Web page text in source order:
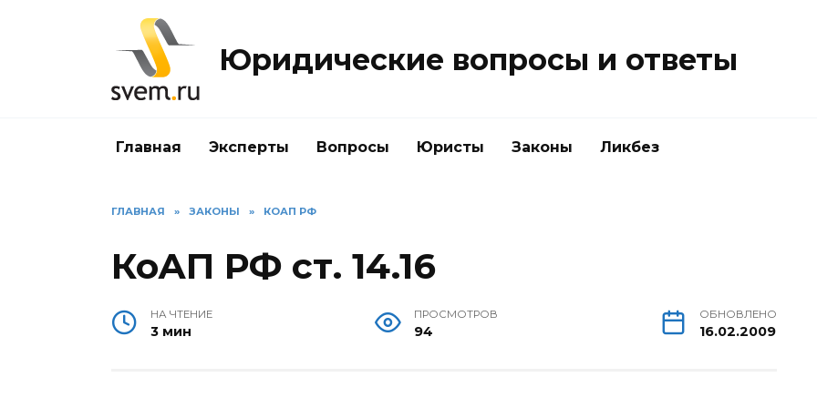
Юридические вопросы и ответы
Главная Эксперты Вопросы Юристы Законы Ликбез
ГЛАВНАЯ » ЗАКОНЫ » КОАП РФ
КоАП РФ ст. 14.16
НА ЧТЕНИЕ
3 мин
ПРОСМОТРОВ
94
ОБНОВЛЕНО
16.02.2009